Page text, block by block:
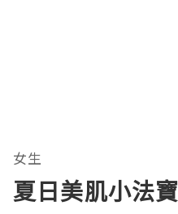
女生
夏日美肌小法寶